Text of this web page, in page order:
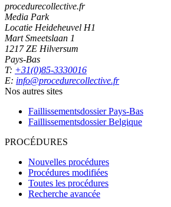
procedurecollective.fr
Media Park
Locatie Heideheuvel H1
Mart Smeetslaan 1
1217 ZE Hilversum
Pays-Bas
T: +31(0)85-3330016
E: info@procedurecollective.fr
Nos autres sites
Faillissementsdossier Pays-Bas
Faillissementsdossier Belgique
PROCÉDURES
Nouvelles procédures
Procédures modifiées
Toutes les procédures
Recherche avancée